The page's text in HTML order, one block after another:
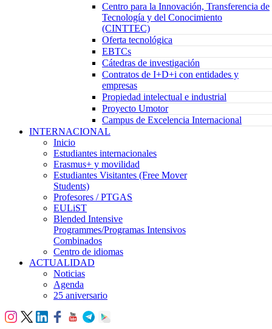
Centro para la Innovación, Transferencia de
Tecnología y del Conocimiento
(CINTTEC)
Oferta tecnológica
EBTCs
Cátedras de investigación
Contratos de I+D+i con entidades y
empresas
Propiedad intelectual e industrial
Proyecto Umotor
Campus de Excelencia Internacional
INTERNACIONAL
Inicio
Estudiantes internacionales
Erasmus+ y movilidad
Estudiantes Visitantes (Free Mover
Students)
Profesores / PTGAS
EULiST
Blended Intensive
Programmes/Programas Intensivos
Combinados
Centro de idiomas
ACTUALIDAD
Noticias
Agenda
25 aniversario